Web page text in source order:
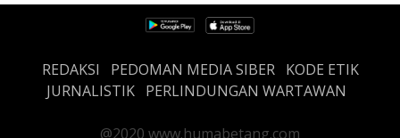
REDAKSI PEDOMAN MEDIA SIBER
KODE ETIK
JURNALISTIK PERLINDUNGAN WARTAWAN
@2020 www.humabetang.com